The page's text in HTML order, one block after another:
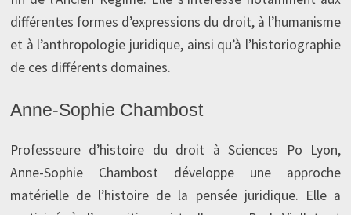
différentes formes d’expressions du droit, à l’humanisme
et à l’anthropologie juridique, ainsi qu’à l’historiographie
de ces différents domaines.
Anne-Sophie Chambost
Professeure d’histoire du droit à Sciences Po Lyon,
Anne-Sophie Chambost développe une approche
matérielle de l’histoire de la pensée juridique. Elle a